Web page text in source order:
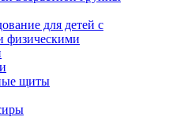
для детей с
физическими
щиты